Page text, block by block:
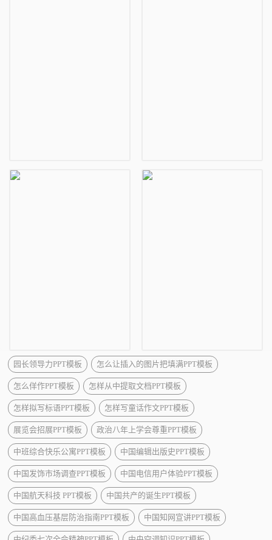
园长领导力PPT模板 怎么让插入的图片把填满PPT模板
怎么佯作PPT模板 怎样从中提取文档PPT模板
怎样拟写标语PPT模板 怎样写童话作文PPT模板
展览会招展PPT模板 政治八年上学会尊重PPT模板
中班综合快乐公寓PPT模板 中国编辑出版史PPT模板
中国发饰市场调查PPT模板 中国电信用户体验PPT模板
中国航天科技 PPT模板 中国共产的诞生PPT模板
中国高血压基层防治指南PPT模板 中国知网宣讲PPT模板